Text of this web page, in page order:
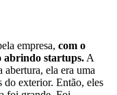
empresa, com o
abrindo startups. A
abertura, ela era uma
do exterior. Então, eles